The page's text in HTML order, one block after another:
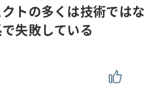
トの多くは技術ではな
失敗している